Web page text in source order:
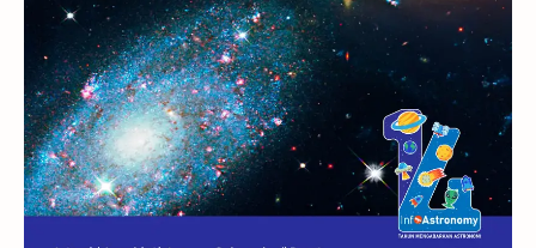
Gugus Bintang Menarik Dibaca
Venus Pluto Galaksi Kerdil
Gambar Harian Titan
Bintang Neutron Hubble Tips